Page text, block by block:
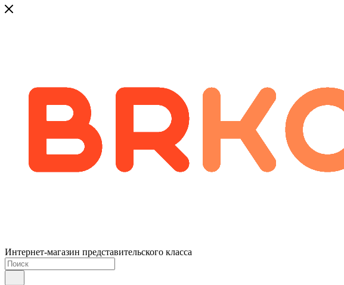
Интернет-магазин представительского класса